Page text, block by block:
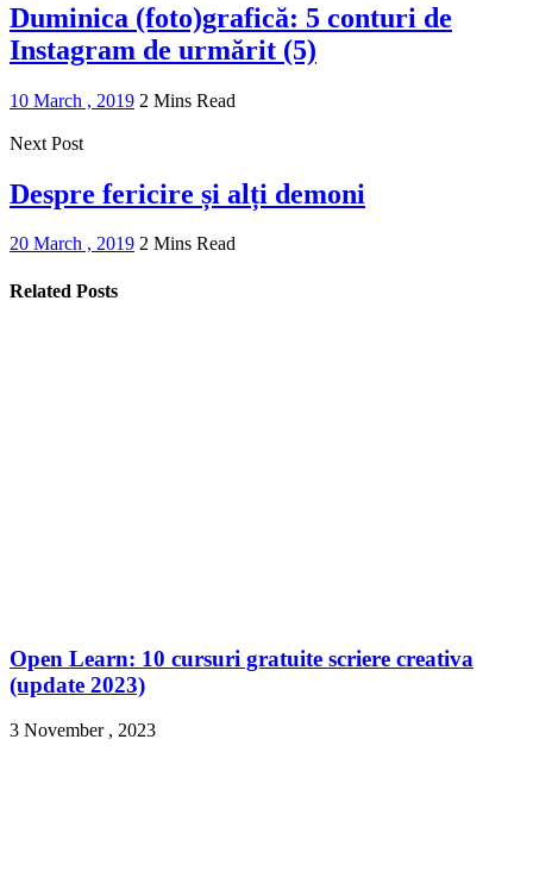
Duminica (foto)grafică: 5 conturi de
Instagram de urmărit (5)
10 March , 2019 2 Mins Read
Next Post
Despre fericire și alți demoni
20 March , 2019 2 Mins Read
Related Posts
Open Learn: 10 cursuri gratuite scriere creativa
(update 2023)
3 November , 2023